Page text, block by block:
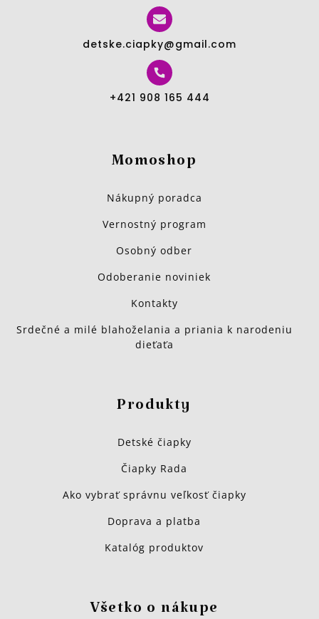
detske.ciapky@gmail.com
+421 908 165 444
Momoshop
Nákupný poradca
Vernostný program
Osobný odber
Odoberanie noviniek
Kontakty
Srdečné a milé blahoželania a priania k narodeniu
dieťaťa
Produkty
Detské čiapky
Čiapky Rada
Ako vybrať správnu veľkosť čiapky
Doprava a platba
Katalóg produktov
Všetko o nákupe